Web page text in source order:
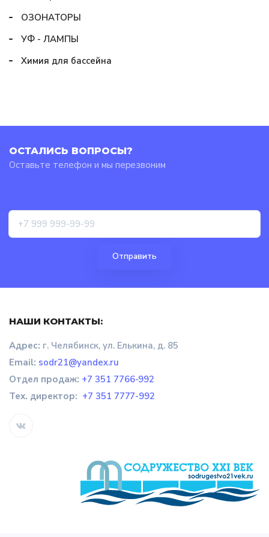
ОЗОНАТОРЫ
УФ - ЛАМПЫ
Химия для бассейна
ОСТАЛИСЬ ВОПРОСЫ?
Оставьте телефон и мы перезвоним
НАШИ КОНТАКТЫ:
Адрес: г. Челябинск, ул. Елькина, д. 85
Email: sodr21@yandex.ru
Отдел продаж: +7 351 7766-992
Тех. директор: +7 351 7777-992